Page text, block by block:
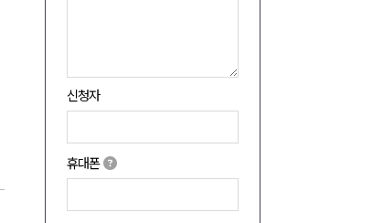
신청자
휴대폰